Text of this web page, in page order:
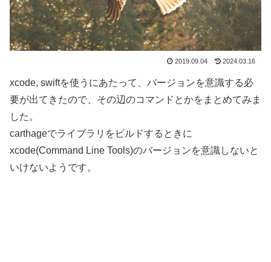
2019.09.04 2024.03.16
xcode, swiftを使うにあたって、バージョンを意識する必
要が出てきたので、その辺のコマンドとかをまとめてみま
した。
carthageでライブラリをビルドするときに
xcode(Command Line Tools)のバージョンを意識しないと
いけないようです。